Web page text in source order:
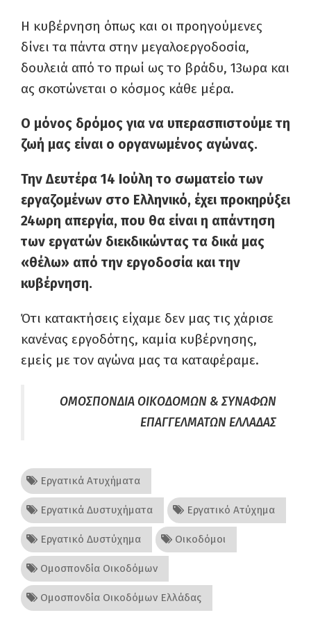
Η κυβέρνηση όπως και οι προηγούμενες
δίνει τα πάντα στην μεγαλοεργοδοσία,
δουλειά από το πρωί ως το βράδυ, 13ωρα και
ας σκοτώνεται ο κόσμος κάθε μέρα.
Ο μόνος δρόμος για να υπερασπιστούμε τη
ζωή μας είναι ο οργανωμένος αγώνας.
Την Δευτέρα 14 Ιούλη το σωματείο των
εργαζομένων στο Ελληνικό, έχει προκηρύξει
24ωρη απεργία, που θα είναι η απάντηση
των εργατών διεκδικώντας τα δικά μας
«θέλω» από την εργοδοσία και την
κυβέρνηση.
Ότι κατακτήσεις είχαμε δεν μας τις χάρισε
κανένας εργοδότης, καμία κυβέρνησης,
εμείς με τον αγώνα μας τα καταφέραμε.
ΟΜΟΣΠΟΝΔΙΑ ΟΙΚΟΔΟΜΩΝ & ΣΥΝΑΦΩΝ
ΕΠΑΓΓΕΛΜΑΤΩΝ ΕΛΛΑΔΑΣ
Εργατικά Ατυχήματα
Εργατικά Δυστυχήματα Εργατικό Ατύχημα
Εργατικό Δυστύχημα Οικοδόμοι
Ομοσπονδία Οικοδόμων
Ομοσπονδία Οικοδόμων Ελλάδας